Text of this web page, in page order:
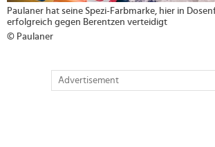
Paulaner hat seine Spezi-Farbmarke, hier in
erfolgreich gegen Berentzen verteidigt
© Paulaner
Advertisement